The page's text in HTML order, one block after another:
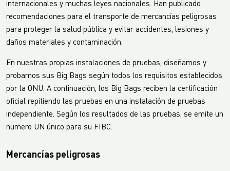
internacionales y muchas leyes nacionales. Han publicado
recomendaciones para el transporte de mercancías peligrosas
para proteger la salud pública y evitar accidentes, lesiones y
daños materiales y contaminación.
En nuestras propias instalaciones de pruebas, diseñamos y
probamos sus Big Bags según todos los requisitos establecidos
por la ONU. A continuación, los Big Bags reciben la certificación
oficial repitiendo las pruebas en una instalación de pruebas
independiente. Según los resultados de las pruebas, se emite un
numero UN único para su FIBC.
Mercancías peligrosas